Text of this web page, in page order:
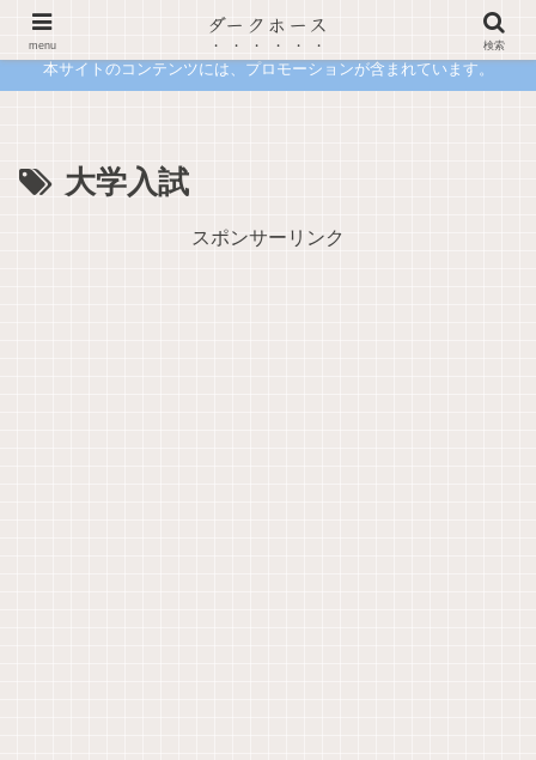
合格の先で詰まないための進路設計メディア 現役塾講師が一次情報で語る「正解」の裏側
本サイトのコンテンツには、プロモーションが含まれています。
大学入試
スポンサーリンク
menu
ダークホース
検索